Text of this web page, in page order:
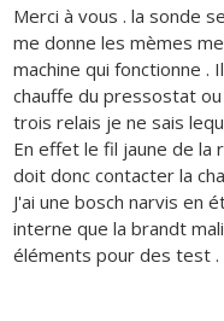
Merci à vous . la sonde
me donne les mèmes
machine qui fonctionne .
chauffe du pressostat
trois relais je ne sais
En effet le fil jaune de la
doit donc contacter la
J'ai une bosch narvis en
interne que la brandt
éléments pour des test .